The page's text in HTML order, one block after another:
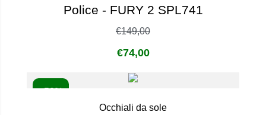
Police - FURY 2 SPL741
€149,00
€74,00
- 50%
Occhiali da sole